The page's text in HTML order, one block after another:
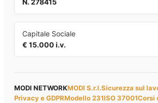
Capitale Sociale
€ 15.000 i.v.
MODI NETWORKMODI S.r.l.Sicurezza sul
Privacy e GDPRModello 231ISO 37001Corsi